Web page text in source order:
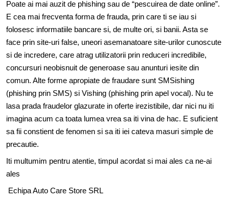
Poate ai mai auzit de phishing sau de “pescuirea de date online”.
E cea mai frecventa forma de frauda, prin care ti se iau si
folosesc informatiile bancare si, de multe ori, si banii. Asta se
face prin site-uri false, uneori asemanatoare site-urilor cunoscute
si de incredere, care atrag utilizatorii prin reduceri incredibile,
concursuri neobisnuit de generoase sau anunturi iesite din
comun. Alte forme apropiate de fraudare sunt SMSishing
(phishing prin SMS) si Vishing (phishing prin apel vocal). Nu te
lasa prada fraudelor glazurate in oferte irezistibile, dar nici nu iti
imagina acum ca toata lumea vrea sa iti vina de hac. E suficient
sa fii constient de fenomen si sa iti iei cateva masuri simple de
precautie.
Iti multumim pentru atentie, timpul acordat si mai ales ca ne-ai
ales
Echipa Auto Care Store SRL